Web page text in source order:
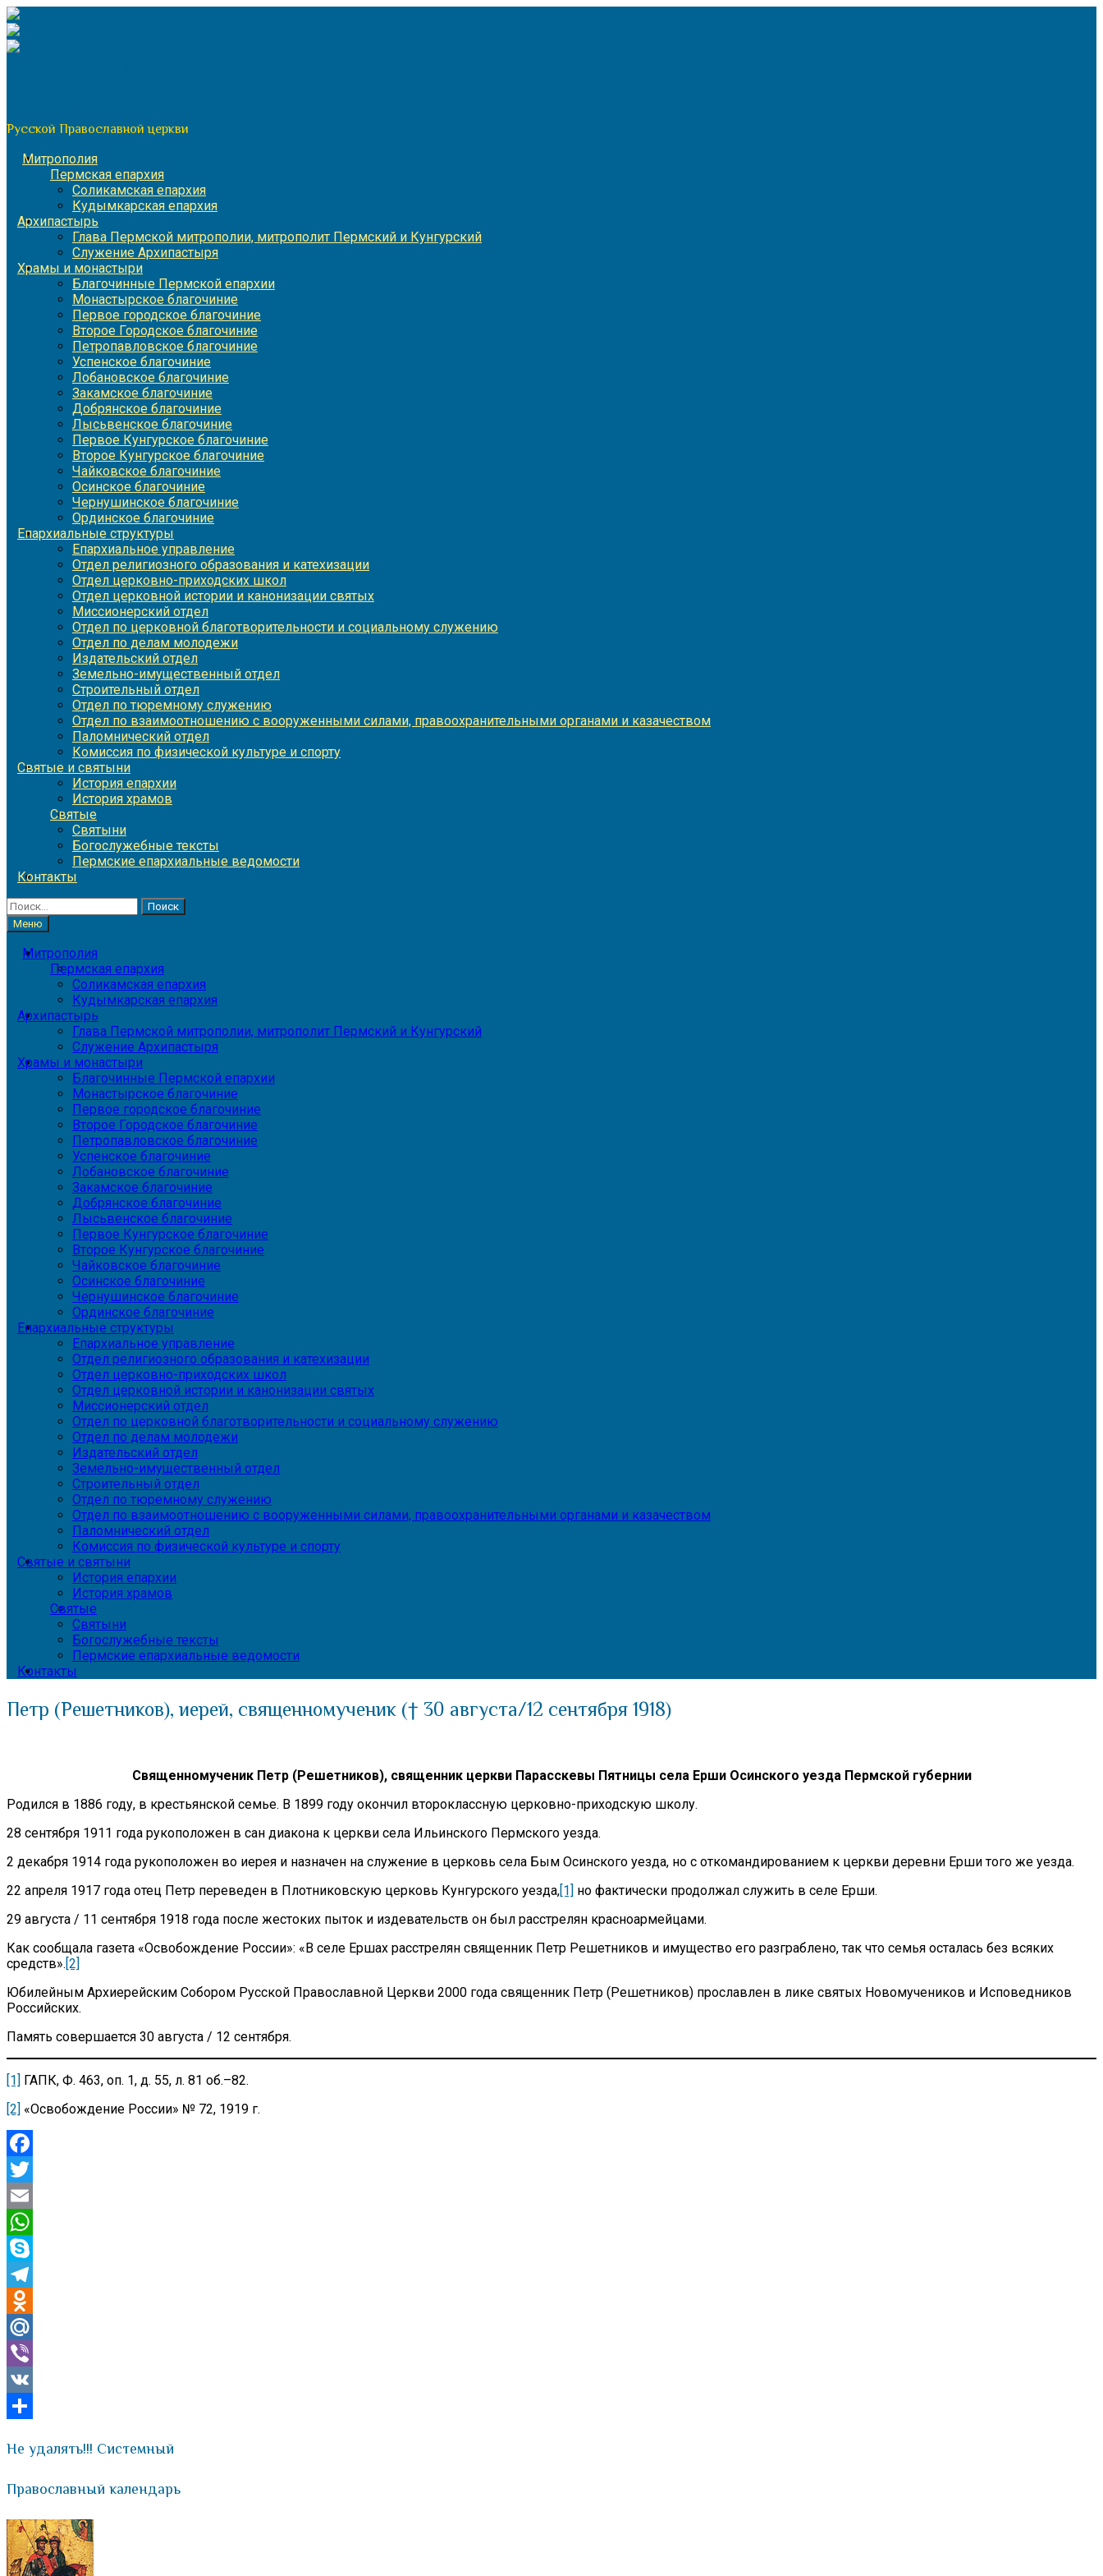
Перейти
к
содержимому
Русской Православной церкви
Митрополия
Пермская епархия
Соликамская епархия
Кудымкарская епархия
Архипастырь
Глава Пермской митрополии, митрополит Пермский и Кунгурский
Служение Архипастыря
Храмы и монастыри
Благочинные Пермской епархии
Монастырское благочиние
Первое городское благочиние
Второе Городское благочиние
Петропавловское благочиние
Успенское благочиние
Лобановское благочиние
Закамское благочиние
Добрянское благочиние
Лысьвенское благочиние
Первое Кунгурское благочиние
Второе Кунгурское благочиние
Чайковское благочиние
Осинское благочиние
Чернушинское благочиние
Ординское благочиние
Епархиальные структуры
Епархиальное управление
Отдел религиозного образования и катехизации
Отдел церковно-приходских школ
Отдел церковной истории и канонизации святых
Миссионерский отдел
Отдел по церковной благотворительности и социальному служению
Отдел по делам молодежи
Издательский отдел
Земельно-имущественный отдел
Строительный отдел
Отдел по тюремному служению
Отдел по взаимоотношению с вооруженными силами, правоохранительными органами и казачеством
Паломнический отдел
Комиссия по физической культуре и спорту
Святые и святыни
История епархии
История храмов
Святые
Святыни
Богослужебные тексты
Пермские епархиальные ведомости
Контакты
Найти:
Меню
Митрополия
Пермская епархия
Соликамская епархия
Кудымкарская епархия
Архипастырь
Глава Пермской митрополии, митрополит Пермский и Кунгурский
Служение Архипастыря
Храмы и монастыри
Благочинные Пермской епархии
Монастырское благочиние
Первое городское благочиние
Второе Городское благочиние
Петропавловское благочиние
Успенское благочиние
Лобановское благочиние
Закамское благочиние
Добрянское благочиние
Лысьвенское благочиние
Первое Кунгурское благочиние
Второе Кунгурское благочиние
Чайковское благочиние
Осинское благочиние
Чернушинское благочиние
Ординское благочиние
Епархиальные структуры
Епархиальное управление
Отдел религиозного образования и катехизации
Отдел церковно-приходских школ
Отдел церковной истории и канонизации святых
Миссионерский отдел
Отдел по церковной благотворительности и социальному служению
Отдел по делам молодежи
Издательский отдел
Земельно-имущественный отдел
Строительный отдел
Отдел по тюремному служению
Отдел по взаимоотношению с вооруженными силами, правоохранительными органами и казачеством
Паломнический отдел
Комиссия по физической культуре и спорту
Святые и святыни
История епархии
История храмов
Святые
Святыни
Богослужебные тексты
Пермские епархиальные ведомости
Контакты
Петр (Решетников), иерей, священномученик († 30 августа/12 сентября 1918)
Священномученик Петр (Решетников), священник церкви Парасскевы Пятницы села Ерши Осинского уезда Пермской губернии
Родился в 1886 году, в крестьянской семье. В 1899 году окончил второклассную церковно-приходскую школу.
28 сентября 1911 года рукоположен в сан диакона к церкви села Ильинского Пермского уезда.
2 декабря 1914 года рукоположен во иерея и назначен на служение в церковь села Бым Осинского уезда, но с откомандированием к церкви деревни Ерши того же уезда.
22 апреля 1917 года отец Петр переведен в Плотниковскую церковь Кунгурского уезда,[1] но фактически продолжал служить в селе Ерши.
29 августа / 11 сентября 1918 года после жестоких пыток и издевательств он был расстрелян красноармейцами.
Как сообщала газета «Освобождение России»: «В селе Ершах расстрелян священник Петр Решетников и имущество его разграблено, так что семья осталась без всяких
средств».[2]
Юбилейным Архиерейским Собором Русской Православной Церкви 2000 года священник Петр (Решетников) прославлен в лике святых Новомучеников и Исповедников
Российских.
Память совершается 30 августа / 12 сентября.
[1] ГАПК, Ф. 463, оп. 1, д. 55, л. 81 об.–82.
[2] «Освобождение России» № 72, 1919 г.
Facebook
Twitter
Email
WhatsApp
Skype
Telegram
Odnoklassniki
Mail.Ru
Viber
VK
Не удалять!!! Системный
Православный календарь